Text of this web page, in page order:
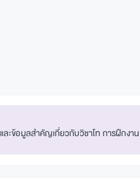
ข้อมูลสำคัญเกี่ยวกับวิชาโท การฝึกง